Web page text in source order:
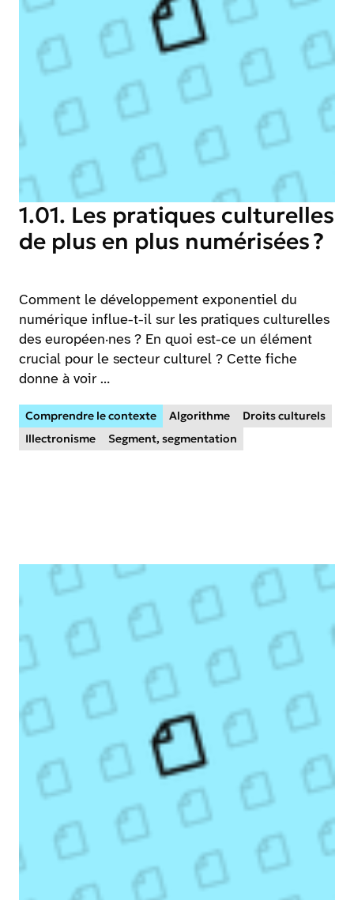
1.01. Les pratiques culturelles
de plus en plus numérisées ?
Comment le développement exponentiel du
numérique influe-t-il sur les pratiques culturelles
des européen·nes ? En quoi est-ce un élément
crucial pour le secteur culturel ? Cette fiche
donne à voir …
Comprendre le contexte Algorithme
Droits culturels
Illectronisme
Segment, segmentation